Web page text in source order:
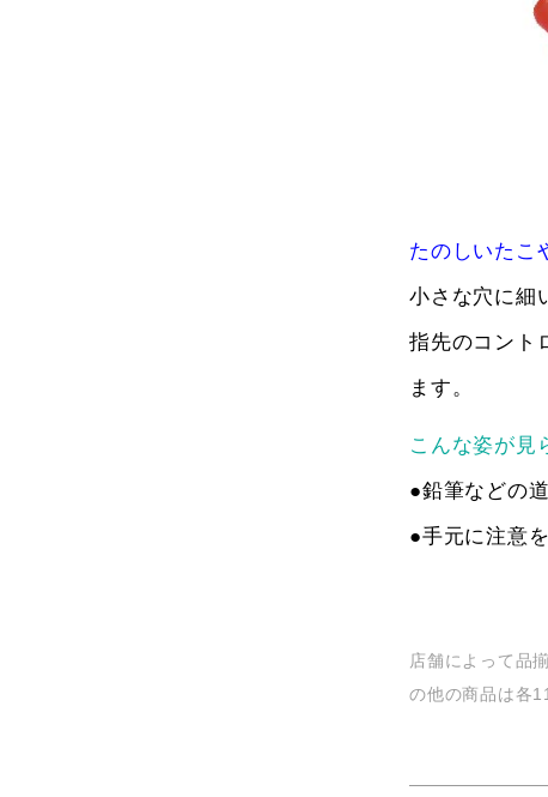
たのしいたこ
小さな穴に細
指先のコント
ます。
こんな姿が見
●鉛筆などの
●手元に注意
店舗によって品
の他の商品は各